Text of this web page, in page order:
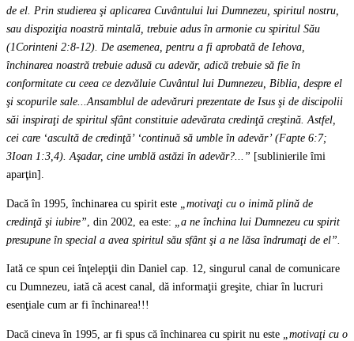
de el. Prin studierea şi aplicarea Cuvântului lui Dumnezeu, spiritul nostru,
sau dispoziţia noastră mintală, trebuie adus în armonie cu spiritul Său
(1Corinteni 2:8-12). De asemenea, pentru a fi aprobată de Iehova,
închinarea noastră trebuie adusă cu adevăr, adică trebuie să fie în
conformitate cu ceea ce dezvăluie Cuvântul lui Dumnezeu, Biblia, despre el
şi scopurile sale...Ansamblul de adevăruri prezentate de Isus şi de discipolii
săi inspiraţi de spiritul sfânt constituie adevărata credinţă creştină. Astfel,
cei care ‘ascultă de credinţă’ ‘continuă să umble în adevăr’ (Fapte 6:7;
3Ioan 1:3,4). Aşadar, cine umblă astăzi în adevăr?...” [sublinierile îmi
aparţin].
Dacă în 1995, închinarea cu spirit este
„motivaţi cu o inimă plină de
credinţă şi iubire” , din 2002, ea este:
„a ne închina lui Dumnezeu cu spirit
presupune în special a avea spiritul său sfânt şi a ne lăsa îndrumaţi de el”.
Iată ce spun cei înţelepţii din Daniel cap. 12, singurul canal de comunicare
cu Dumnezeu, iată că acest canal, dă informaţii greşite, chiar în lucruri
esenţiale cum ar fi închinarea!!!
Dacă cineva în 1995, ar fi spus că închinarea cu spirit nu este
„motivaţi cu o